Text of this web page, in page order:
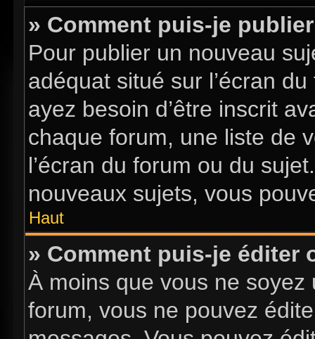
» Comment puis-je
Pour publier un nouveau
adéquat situé sur l’écran
ayez besoin d’être inscrit
chaque forum, une liste de
l’écran du forum ou du
nouveaux sujets, vous
Haut
» Comment puis-je éditer
À moins que vous ne
forum, vous ne pouvez